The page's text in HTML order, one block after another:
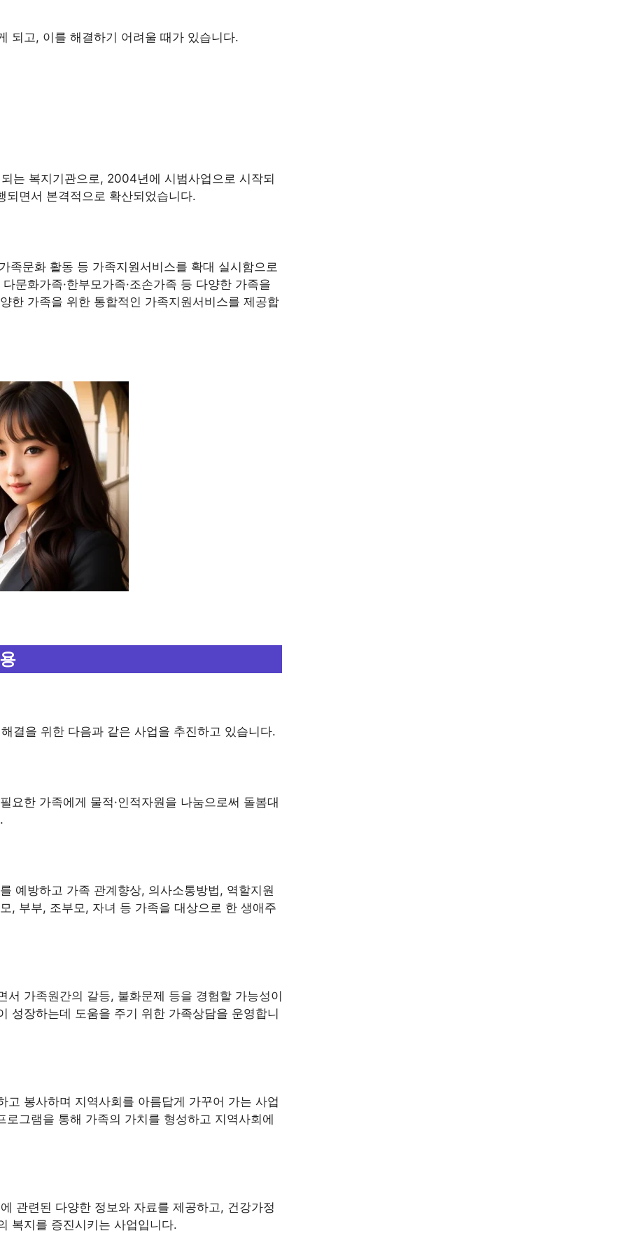
되고, 이를 해결하기 어려울 때가 있습니다.
는 복지기관으로, 2004년에 시범사업으로 시작되
되면서 본격적으로 확산되었습니다.
족문화 활동 등 가족지원서비스를 확대 실시함으로
문화가족·한부모가족·조손가족 등 다양한 가족을
한 가족을 위한 통합적인 가족지원서비스를 제공합
결을 위한 다음과 같은 사업을 추진하고 있습니다.
요한 가족에게 물적·인적자원을 나눔으로써 돌봄대
예방하고 가족 관계향상, 의사소통방법, 역할지원
, 부부, 조부모, 자녀 등 가족을 대상으로 한 생애주
가족원간의 갈등, 불화문제 등을 경험할 가능성이
성장하는데 도움을 주기 위한 가족상담을 운영합니
고 봉사하며 지역사회를 아름답게 가꾸어 가는 사업
그램을 통해 가족의 가치를 형성하고 지역사회에
관련된 다양한 정보와 자료를 제공하고, 건강가정
복지를 증진시키는 사업입니다.